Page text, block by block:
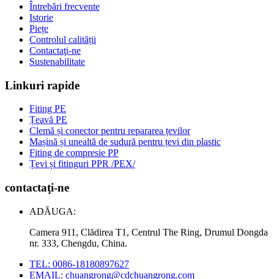
Întrebări frecvente
Istorie
Piețe
Controlul calității
Contactaţi-ne
Sustenabilitate
Linkuri rapide
Fiting PE
Țeavă PE
Clemă și conector pentru repararea țevilor
Mașină și unealtă de sudură pentru țevi din plastic
Fiting de compresie PP
Țevi și fitinguri PPR /PEX/
contactaţi-ne
ADĂUGA:
Camera 911, Clădirea T1, Centrul The Ring, Drumul Dongda
nr. 333, Chengdu, China.
TEL: 0086-18180897627
EMAIL: chuangrong@cdchuangrong.com